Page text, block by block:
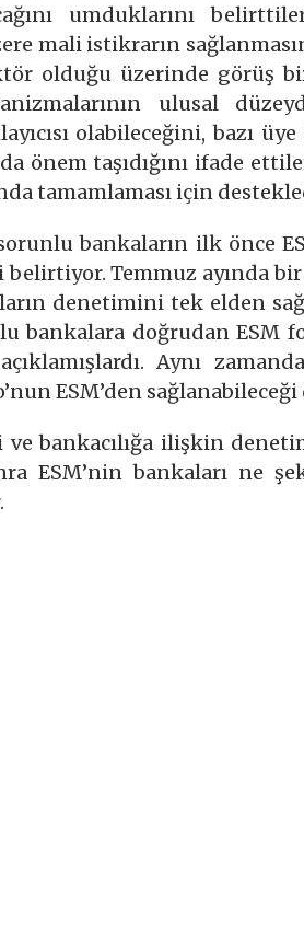
umduklarını
mali istikrarın
olduğu üzerinde görüş
ulusal
olabileceğini, bazı
önem taşıdığını ifade
tamamlaması için
bankaların ilk önce
Temmuz ayında
denetimini tek elden
bankalara doğrudan ESM
Aynı
ESM’den
bankacılığa ilişkin
ESM’nin bankaları ne